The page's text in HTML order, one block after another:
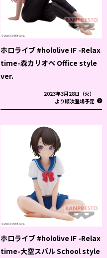
ホロライブ #hololive IF -Relax
time-森カリオペ Office style
ver.
2023年3月28日（火）
より順次登場予定
ホロライブ #hololive IF -Relax
time-大空スバル School style